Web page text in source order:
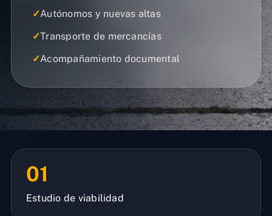
✓Autónomos y nuevas altas
✓Transporte de mercancías
✓Acompañamiento documental
01
Estudio de viabilidad